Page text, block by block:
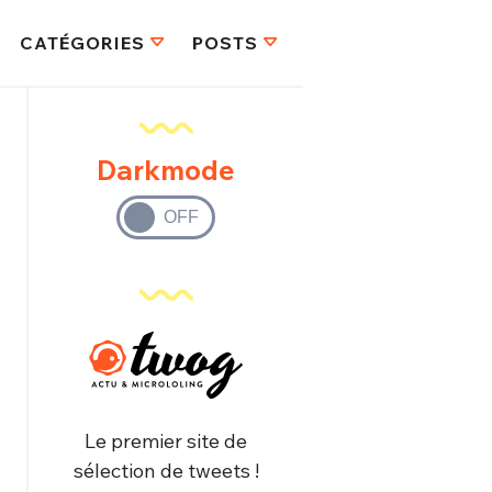
CATÉGORIES POSTS
Darkmode
Le premier site de
sélection de tweets !